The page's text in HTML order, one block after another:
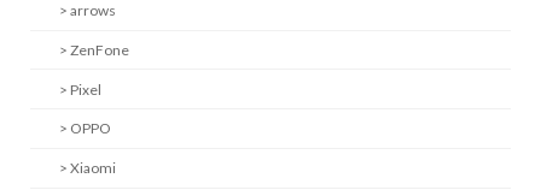
> arrows
> ZenFone
> Pixel
> OPPO
> Xiaomi